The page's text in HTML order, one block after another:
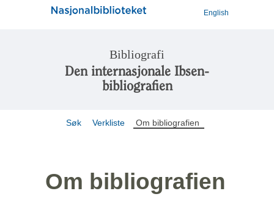
English
Bibliografi
Den internasjonale Ibsen-
bibliografien
Søk Verkliste Om bibliografien
Om bibliografien